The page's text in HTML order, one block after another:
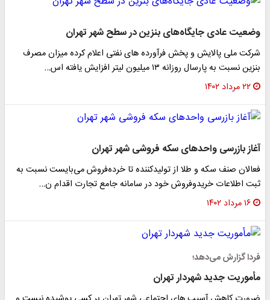
وضعیت عادی جایگاه‌های بنزین در سطح شهر تهران
شرکت ملی پالایش و پخش فرآورده های نفتی اعلام کرده میزان مصرف
بنزین نسبت به پارسال روزانه ۱۳ میلیون لیتر افزایش یافته اس…
۲۲ مرداد ۱۴۰۲
آغاز بازرسی واحد‌های سکه فروشی شهر تهران
فعالان صنف سکه و طلا از تولیدکننده تا خرده‌فروش می‌بایست نسبت به
ثبت اطلاعات خریدوفروش خود در سامانه جامع تجارت اقدام ن…
۱۶ مرداد ۱۴۰۲
فردا گزارش می‌دهد؛
مأموریت جدید شهردار تهران